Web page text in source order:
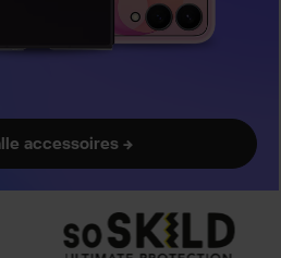
accessoires →